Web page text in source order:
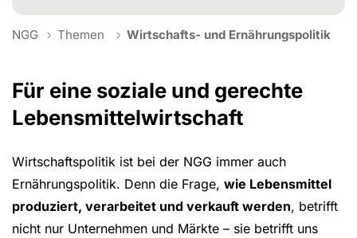
NGG Themen Wirtschafts- und Ernährungspolitik
Für eine soziale und gerechte
Lebensmittelwirtschaft
Wirtschaftspolitik ist bei der NGG immer auch
Ernährungspolitik. Denn die Frage, wie Lebensmittel
produziert, verarbeitet und verkauft werden, betrifft
nicht nur Unternehmen und Märkte – sie betrifft uns